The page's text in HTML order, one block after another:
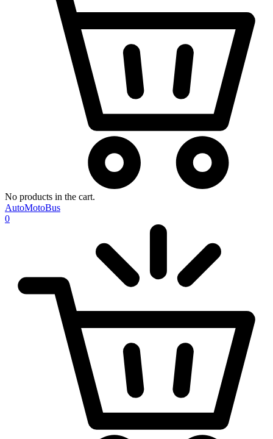
No products in the cart.
AutoMotoBus
0